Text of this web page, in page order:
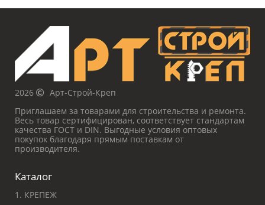
2026
Арт-Строй-Креп
Приглашаем за товарами для строительства и ремонта.
Весь товар сертифицирован, соответствует стандартам
качества ГОСТ и DIN. Выгодные условия оптовых
покупок благодаря прямым поставкам от
производителя.
Каталог
1. КРЕПЕЖ